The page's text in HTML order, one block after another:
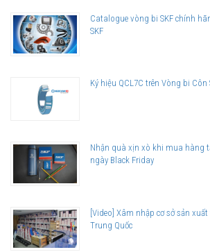
Catalogue vòng bi SKF chính
SKF
Ký hiệu QCL7C trên Vòng bi Côn
Nhận quà xịn xò khi mua hàng
ngày Black Friday
[Video] Xâm nhập cơ sở sản
Trung Quốc